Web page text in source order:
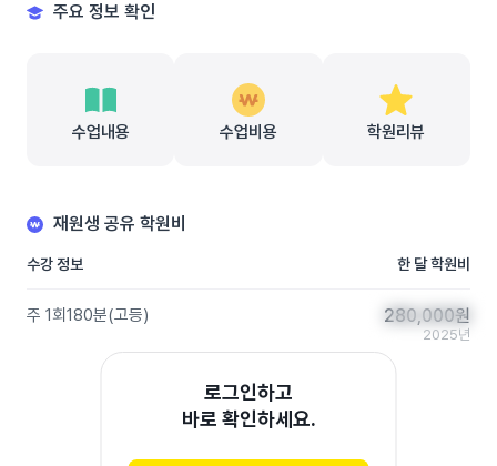
주요 정보 확인
수업내용 수업비용 학원리뷰
재원생 공유 학원비
수강 정보 한 달 학원비
주 1회180분(고등) 280,000원
280,000원
2025년
로그인하고
바로 확인하세요.